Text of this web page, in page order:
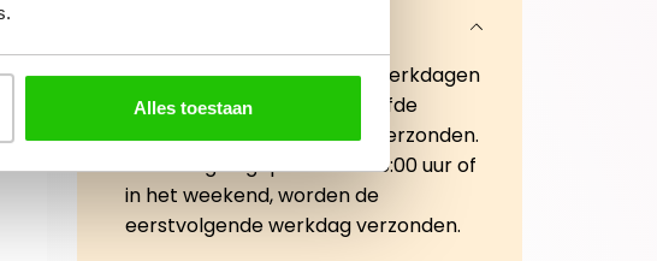
Alles toestaan
Bestellingen geplaatst op werkdagen
vóór 15:00 uur worden dezelfde
werkdag nog verwerkt en verzonden.
Bestellingen geplaatst na 15:00 uur of
in het weekend, worden de
eerstvolgende werkdag verzonden.